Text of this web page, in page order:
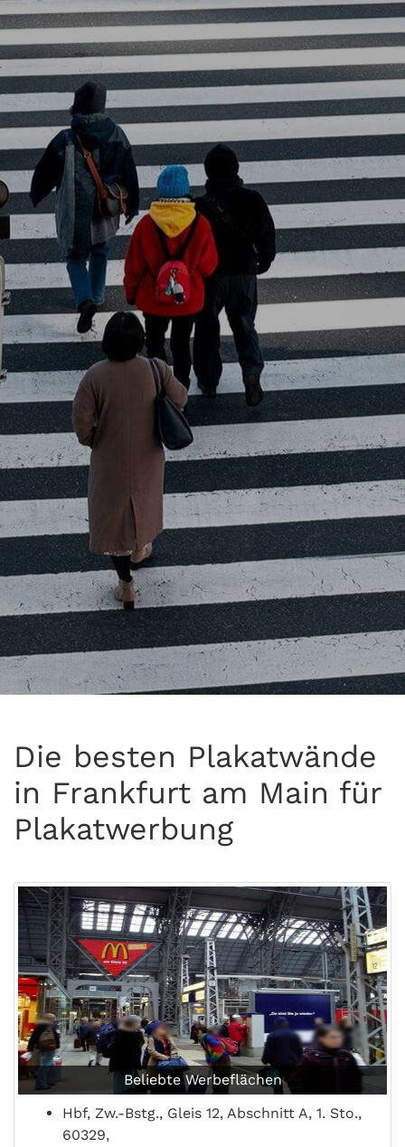
Die besten Plakatwände
in Frankfurt am Main für
Plakatwerbung
Beliebte Werbeflächen
Hbf, Zw.-Bstg., Gleis 12, Abschnitt A, 1. Sto.,
60329,